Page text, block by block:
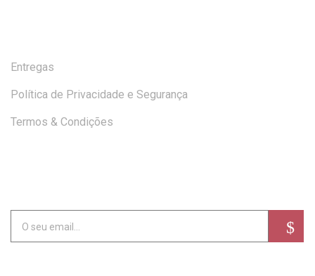
Entregas
Política de Privacidade e Segurança
Termos & Condições